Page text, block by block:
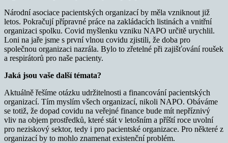
Národní asociace pacientských organizací by měla vzniknout již
letos. Pokračují přípravné práce na zakládacích listinách a vnitřní
organizaci spolku. Covid myšlenku vzniku NAPO určitě urychlil.
Loni na jaře jsme s první vlnou covidu zjistili, že doba pro
společnou organizaci nazrála. Bylo to zřetelné při zajišťování roušek
a respirátorů pro naše pacienty.
Jaká jsou vaše další témata?
Aktuálně řešíme otázku udržitelnosti a financování pacientských
organizací. Tím myslím všech organizací, nikoli NAPO. Obáváme
se totiž, že dopad covidu na veřejné finance bude mít nepříznivý
vliv na objem prostředků, které stát v letošním a příští roce uvolní
pro neziskový sektor, tedy i pro pacientské organizace. Pro některé z
organizací by to mohlo znamenat existenční problém.